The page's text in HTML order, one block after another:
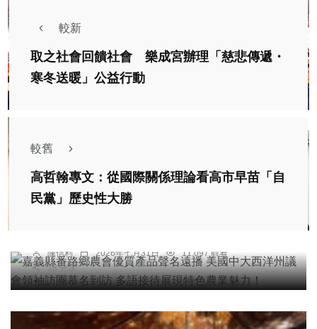
較新
取之社會回饋社會 樂成宮辦理「慈悲傳遞・
寒冬送暖」公益行動
較舊
高哲翰專文：從國際關係理論看高市早苗「自
民黨」歷史性大勝
農業 綜合新聞
嘉義縣番路鄉農會優質產品聲名遠播 美國中大西洋
陳信利 2026年七月31日
11,097 觀看
18 分享